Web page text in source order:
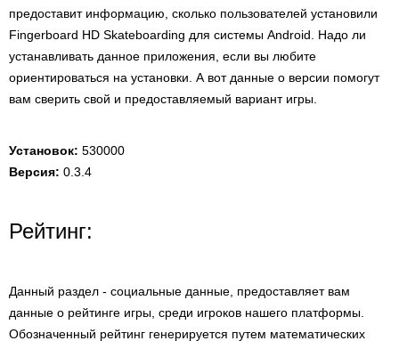
предоставит информацию, сколько пользователей установили
Fingerboard HD Skateboarding для системы Android. Надо ли
устанавливать данное приложения, если вы любите
ориентироваться на установки. А вот данные о версии помогут
вам сверить свой и предоставляемый вариант игры.
Установок: 530000
Версия: 0.3.4
Рейтинг:
Данный раздел - социальные данные, предоставляет вам
данные о рейтинге игры, среди игроков нашего платформы.
Обозначенный рейтинг генерируется путем математических